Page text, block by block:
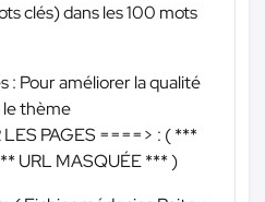
clés) dans les 100 mots
: Pour améliorer la qualité
thème
LES PAGES ====> : (***
URL MASQUÉE ***)